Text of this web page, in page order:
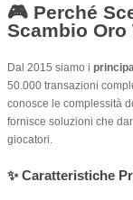
🎮 Perché
Scambio Oro
Dal 2015 siamo i
50.000 transazioni
conosce le complessità
fornisce soluzioni che
giocatori.
✨ Caratteristiche